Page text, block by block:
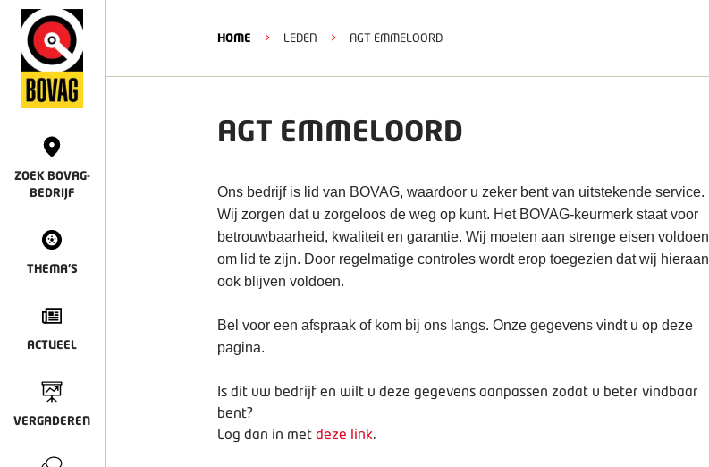
ZOEK BOVAG-
BEDRIJF
THEMA'S
ACTUEEL
VERGADEREN
HOME > LEDEN > AGT EMMELOORD
AGT EMMELOORD
Ons bedrijf is lid van BOVAG, waardoor u zeker bent van uitstekende service.
Wij zorgen dat u zorgeloos de weg op kunt. Het BOVAG-keurmerk staat voor
betrouwbaarheid, kwaliteit en garantie. Wij moeten aan strenge eisen voldoen
om lid te zijn. Door regelmatige controles wordt erop toegezien dat wij hieraan
ook blijven voldoen.
Bel voor een afspraak of kom bij ons langs. Onze gegevens vindt u op deze
pagina.
Is dit uw bedrijf en wilt u deze gegevens aanpassen zodat u beter vindbaar
bent?
Log dan in met deze link.